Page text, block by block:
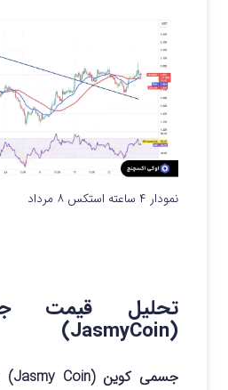
نمودار ۴ ساعته استکس ۸ مرداد
تحلیل قیمت
(JasmyCoin)
جسمی کوین (Jasmy Coin)